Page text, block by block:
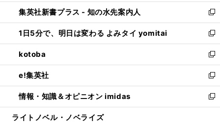
く
ン
ド
ウ
で
開
く
ウ
ィ
ン
ド
ウ
で
開
く
し
い
ウ
ィ
ン
ド
ウ
で
開
く
集英社新書プラス - 知の水先案内人
新
し
い
ウ
ィ
ン
ド
ウ
で
開
1日5分で、明日は変わる よみタイ yomitai
新
し
い
ウ
ィ
ン
ド
ウ
kotoba
新
し
い
ウ
ィ
ン
e!集英社
新
し
い
ウ
情報・知識＆オピニオン imidas
新
し
ライトノベル・ノベライズ